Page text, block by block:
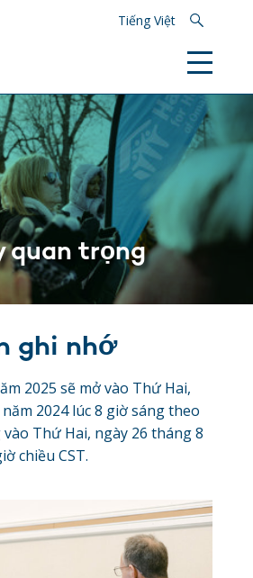
quan trọng
ghi nhớ
2025 sẽ mở vào Thứ Hai,
2024 lúc 8 giờ sáng theo
vào Thứ Hai, ngày 26 tháng 8
chiều CST.
Tiếng Việt
Tìm kiếm